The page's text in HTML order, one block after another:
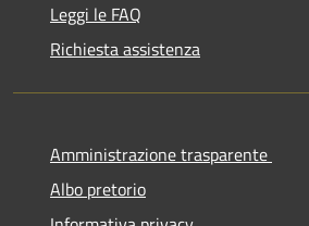
Leggi le FAQ
Richiesta assistenza
Amministrazione trasparente
Albo pretorio